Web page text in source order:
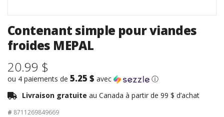
Contenant simple pour viandes
froides MEPAL
20.99 $
ou 4 paiements de 5.25 $ avec
ⓘ
Livraison gratuite au Canada à partir de 99 $ d’achat
# 8711269849669